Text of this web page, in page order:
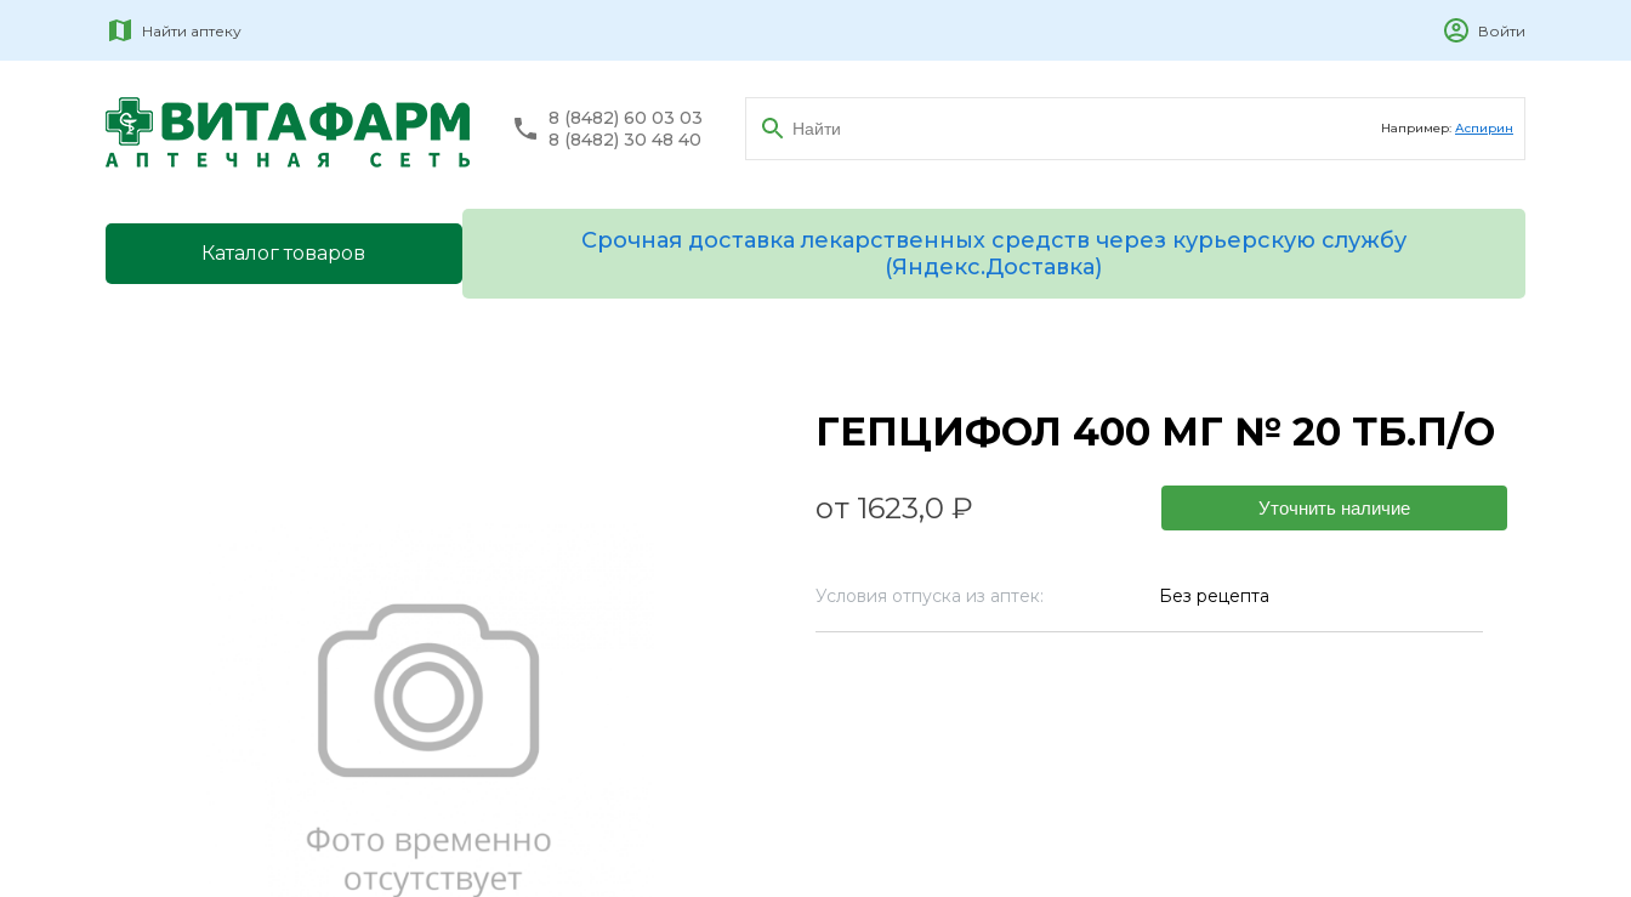
Найти аптеку Войти
8 (8482) 60 03 03
8 (8482) 30 48 40
Например: Аспирин
Каталог товаров
Срочная доставка лекарственных средств через курьерскую службу
(Яндекс.Доставка)
ГЕПЦИФОЛ 400 МГ № 20 ТБ.П/О
от 1623,0 ₽ Уточнить наличие
Условия отпуска из аптек: Без рецепта